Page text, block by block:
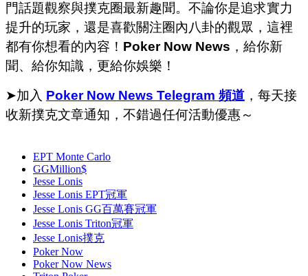
門話題觀察與撲克圈最新趣聞。不論你是追求實力
提升的玩家，還是喜歡關注圈內八卦的觀眾，這裡
都有你想看的內容！ Poker Now News ，給你新
聞、給你知識，更給你娛樂！
➤加入 Poker Now News Telegram 頻道 ，每天接
收新撲克文章通知，不錯過任何活動優惠～
EPT Monte Carlo
GGMillion$
Jesse Lonis
Jesse Lonis EPT冠軍
Jesse Lonis GG百萬賽冠軍
Jesse Lonis Triton冠軍
Jesse Lonis撲克
Poker Now
Poker Now News